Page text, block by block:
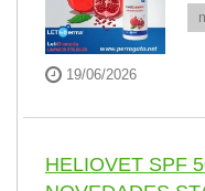
19/06/2026
HELIOVET SPF